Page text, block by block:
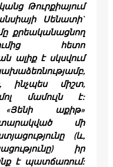
Թուրքիայում
Սենատի`
քրեականացնող
հետո
ալիք է սկսվում
ինչպես միշտ,
մամուլն է:
«Յենի աքիթ»
մի
(և,
իր
է պատճառում: